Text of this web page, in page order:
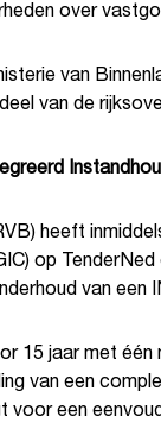
over
van
van de
heeft
op
van een
15 jaar met
van een
voor een